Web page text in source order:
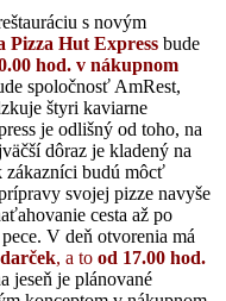
s novým
Pizza Hut Express bude
hod. v nákupnom
spoločnosť AmRest,
štyri kaviarne
je odlišný od toho, na
dôraz je kladený na
zákazníci budú môcť
svojej pizze navyše
cesta až po
V deň otvorenia má
darček, a to od 17.00 hod.
jeseň je plánované